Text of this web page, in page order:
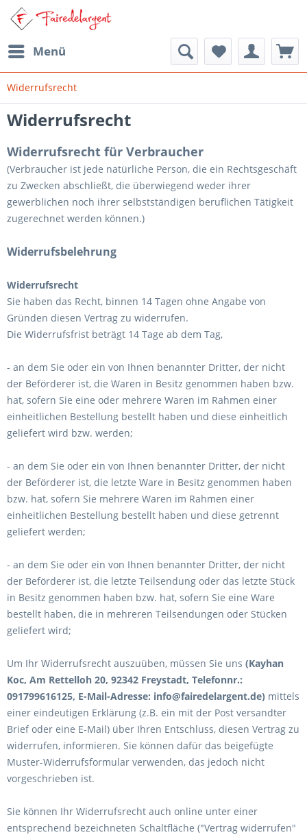
Menü
Widerrufsrecht
Widerrufsrecht
Widerrufsrecht für Verbraucher
(Verbraucher ist jede natürliche Person, die ein Rechtsgeschäft
zu Zwecken abschließt, die überwiegend weder ihrer
gewerblichen noch ihrer selbstständigen beruflichen Tätigkeit
zugerechnet werden können.)
Widerrufsbelehrung
Widerrufsrecht
Sie haben das Recht, binnen 14 Tagen ohne Angabe von
Gründen diesen Vertrag zu widerrufen.
Die Widerrufsfrist beträgt 14 Tage ab dem Tag,
- an dem Sie oder ein von Ihnen benannter Dritter, der nicht
der Beförderer ist, die Waren in Besitz genommen haben bzw.
hat, sofern Sie eine oder mehrere Waren im Rahmen einer
einheitlichen Bestellung bestellt haben und diese einheitlich
geliefert wird bzw. werden;
- an dem Sie oder ein von Ihnen benannter Dritter, der nicht
der Beförderer ist, die letzte Ware in Besitz genommen haben
bzw. hat, sofern Sie mehrere Waren im Rahmen einer
einheitlichen Bestellung bestellt haben und diese getrennt
geliefert werden;
- an dem Sie oder ein von Ihnen benannter Dritter, der nicht
der Beförderer ist, die letzte Teilsendung oder das letzte Stück
in Besitz genommen haben bzw. hat, sofern Sie eine Ware
bestellt haben, die in mehreren Teilsendungen oder Stücken
geliefert wird;
Um Ihr Widerrufsrecht auszuüben, müssen Sie uns (Kayhan
Koc, Am Rettelloh 20, 92342 Freystadt, Telefonnr.:
091799616125, E-Mail-Adresse: info@fairedelargent.de) mittels
einer eindeutigen Erklärung (z.B. ein mit der Post versandter
Brief oder eine E-Mail) über Ihren Entschluss, diesen Vertrag zu
widerrufen, informieren. Sie können dafür das beigefügte
Muster-Widerrufsformular verwenden, das jedoch nicht
vorgeschrieben ist.
Sie können Ihr Widerrufsrecht auch online unter einer
entsprechend bezeichneten Schaltfläche ("Vertrag widerrufen"